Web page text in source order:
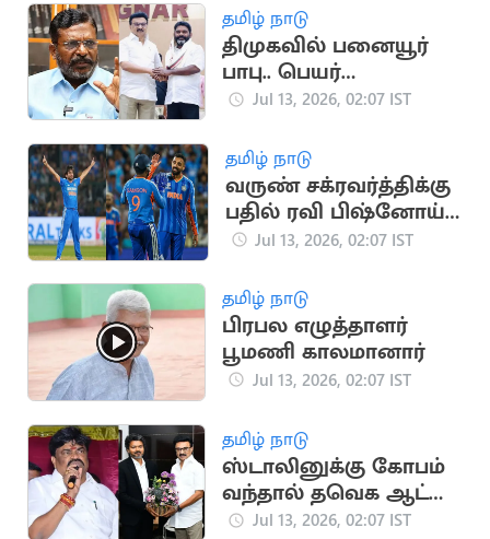
தமிழ் நாடு
திமுகவில் பனையூர்
பாபு.. பெயர்
குறிப்பிடாமல் திருமா
Jul 13, 2026, 02:07 IST
தமிழ் நாடு
வருண் சக்ரவர்த்திக்கு
பதில் ரவி பிஷ்னோய்:
ஜிம்பாப்வே டி20
Jul 13, 2026, 02:07 IST
தமிழ் நாடு
பிரபல எழுத்தாளர்
பூமணி காலமானார்
Jul 13, 2026, 02:07 IST
தமிழ் நாடு
ஸ்டாலினுக்கு கோபம்
வந்தால் தவெக ஆட்சி
இருக்காது.. ராஜேந்திர
Jul 13, 2026, 02:07 IST